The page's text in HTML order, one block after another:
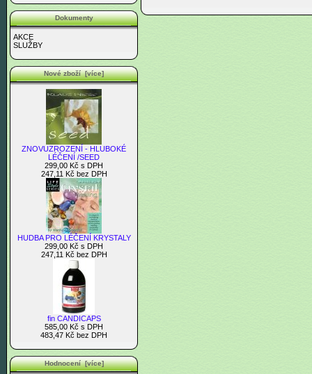
Dokumenty
AKCE
SLUŽBY
Nové zboží [více]
ZNOVUZROZENÍ - HLUBOKÉ
LÉČENÍ /SEED
299,00 Kč s DPH
247,11 Kč bez DPH
HUDBA PRO LÉČENÍ KRYSTALY
299,00 Kč s DPH
247,11 Kč bez DPH
fin CANDICAPS
585,00 Kč s DPH
483,47 Kč bez DPH
Hodnocení [více]